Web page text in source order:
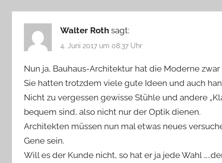
Walter Roth sagt:
4. Juni 2017 um 08:37 Uhr
Nun ja, Bauhaus-Architektur hat die Moderne
Sie hatten trotzdem viele gute Ideen und auch
Nicht zu vergessen gewisse Stühle und andere
bequem sind, also nicht nur der Optik dienen.
Architekten müssen nun mal etwas neues
Gene sein.
Will es der Kunde nicht, so hat er ja jede Wahl